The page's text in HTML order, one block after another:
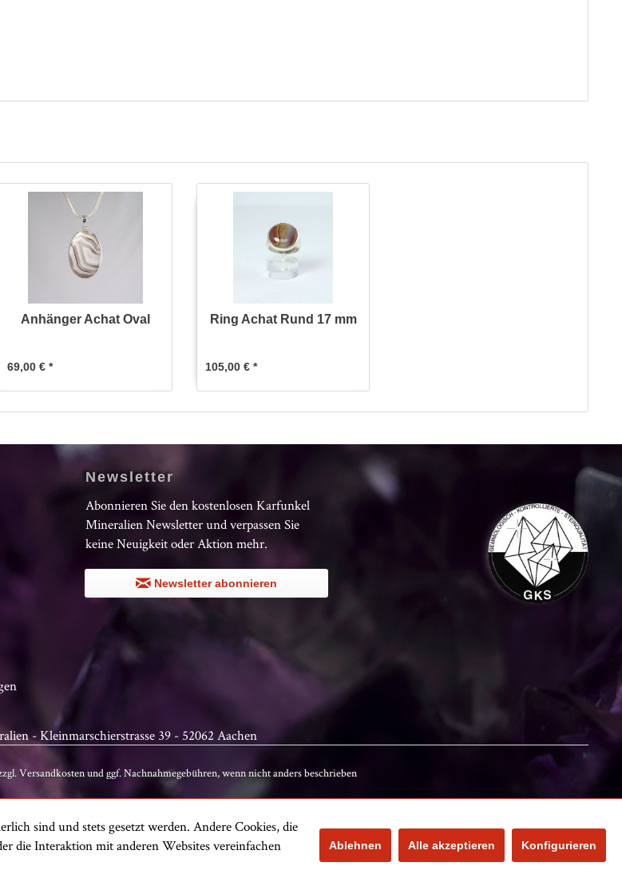
Anhänger Achat Oval
69,00 € *
Ring Achat Rund 17 mm
105,00 € *
Newsletter
Abonnieren Sie den kostenlosen Karfunkel
Mineralien Newsletter und verpassen Sie
keine Neuigkeit oder Aktion mehr.
Newsletter abonnieren
- Kleinmarschierstrasse 39 - 52062 Aachen
Versandkostenund ggf. Nachnahmegebühren, wenn nicht anders beschrieben
sind und stets gesetzt werden. Andere Cookies, die
die Interaktion mit anderen Websites vereinfachen
Ablehnen Alle akzeptieren Konfigurieren
Kundenbewertungen
Noch nicht